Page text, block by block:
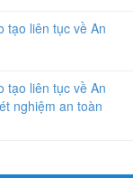
tạo liên tục về An
tạo liên tục về An
nghiệm an toàn